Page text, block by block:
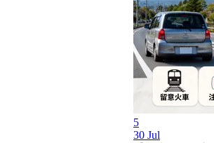
5
30 Jul